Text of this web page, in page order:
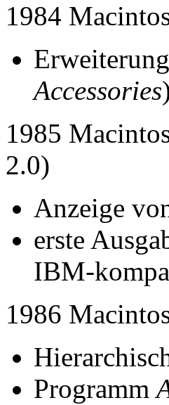
1984
Accessories
1985
2.0)
Anzeige
erste
IBM-
1986
Programm